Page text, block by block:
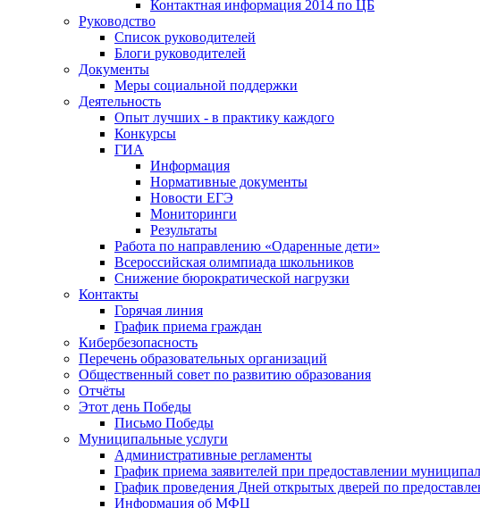
Контактная информация 2014 по ЦБ
Руководство
Список руководителей
Блоги руководителей
Документы
Меры социальной поддержки
Деятельность
Опыт лучших - в практику каждого
Конкурсы
ГИА
Информация
Нормативные документы
Новости ЕГЭ
Мониторинги
Результаты
Работа по направлению «Одаренные дети»
Всероссийская олимпиада школьников
Снижение бюрократической нагрузки
Контакты
Горячая линия
График приема граждан
Кибербезопасность
Перечень образовательных организаций
Общественный совет по развитию образования
Отчёты
Этот день Победы
Письмо Победы
Mуниципальные услуги
Административные регламенты
График приема заявителей при предоставлении
График проведения Дней открытых дверей по
Информация об МФЦ